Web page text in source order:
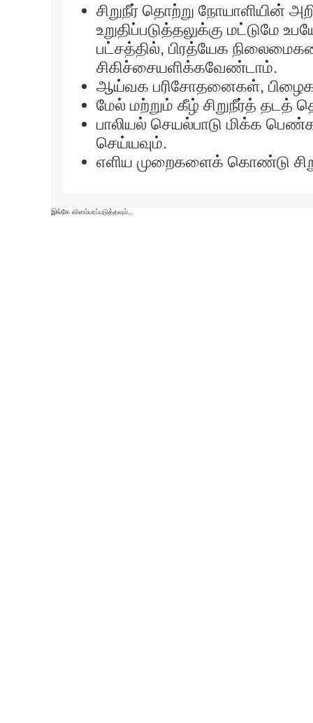
சிறுநீர் தொற்று நோயாளியின்
உறுதிப்படுத்தலுக்கு மட்டுமே
பட்சத்தில், பிரத்யேக
சிகிச்சையளிக்கவேண்டாம்.
ஆய்வக பரிசோதனைகள்,
மேல் மற்றும் கீழ் சிறுநீர்த் தடத்
பாலியல் செயல்பாடு மிக்க
செய்யவும்.
எளிய முறைகளைக் கொண்டு
இங்கே விளம்பரப்படுத்தவும்..